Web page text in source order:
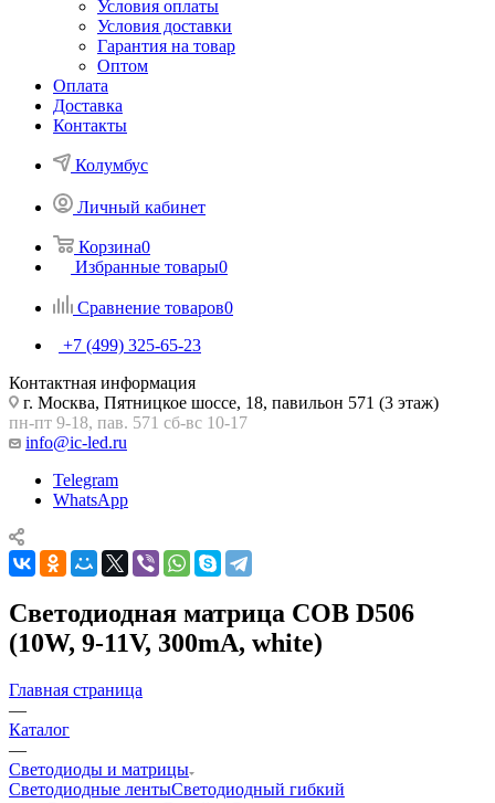
Условия оплаты
Условия доставки
Гарантия на товар
Оптом
Оплата
Доставка
Контакты
Колумбус
Личный кабинет
Корзина0
Избранные товары0
Сравнение товаров0
+7 (499) 325-65-23
Контактная информация
г. Москва, Пятницкое шоссе, 18, павильон 571 (3 этаж)
пн-пт 9-18, пав. 571 сб-вс 10-17
info@ic-led.ru
Telegram
WhatsApp
Светодиодная матрица COB D506
(10W, 9-11V, 300mA, white)
Главная страница
—
Каталог
—
Светодиоды и матрицы
Светодиодные лентыСветодиодный гибкий